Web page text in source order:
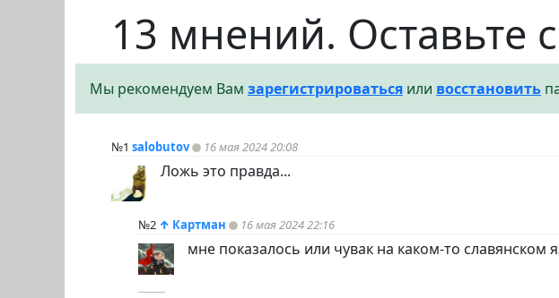
13 мнений. Оставьте
Мы рекомендуем Вам зарегистрироваться или восстановить
№1 salobutov 16 мая 2024 20:08
Ложь это правда...
№2 ↑ Картман 16 мая 2024 22:16
мне показалось или чувак на каком-то славянском
----------